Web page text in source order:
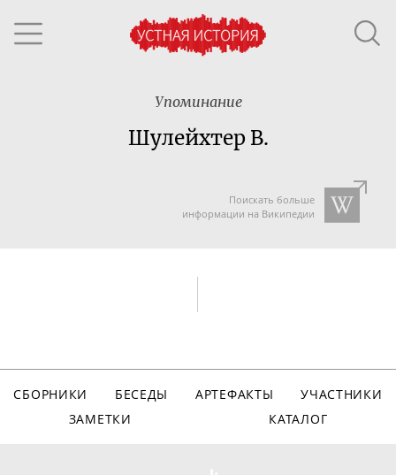
Упоминание
Шулейхтер В.
Поискать больше
информации на Википедии
СБОРНИКИ БЕСЕДЫ АРТЕФАКТЫ
УЧАСТНИКИ
ЗАМЕТКИ
КАТАЛОГ